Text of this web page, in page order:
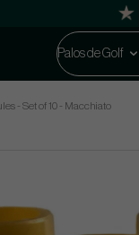
Palos de Golf
- Set of 10 - Macchiato